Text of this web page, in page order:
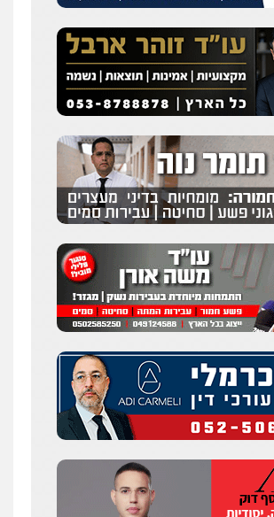
0507913332
עו"ד איהאב ג'לג'ולי
פלילי מעצרים וחקירות עורכי דין לענייני
אסירים
0505216700
עו"ד שלומי שרון
פלילי צבאי מעצרים וחקירות
0547342002
עו"ד אלון קריטי
פלילי כלכלי אלימות סמים מעצרים
0525544654
מנשה, אלמוג – עורכי דין
פלילי עבירות תנועה צווארון לבן תעבורה
עורכי דין לענייני אסירים מעצרים וחקירות
0546470989
עו"ד זוהר ארבל
פלילי מעצרים וחקירות
קטינים